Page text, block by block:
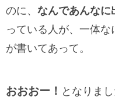
のに、 なんであんなに
っている人が、一体
が書いてあって。
おおおー！ となりまし